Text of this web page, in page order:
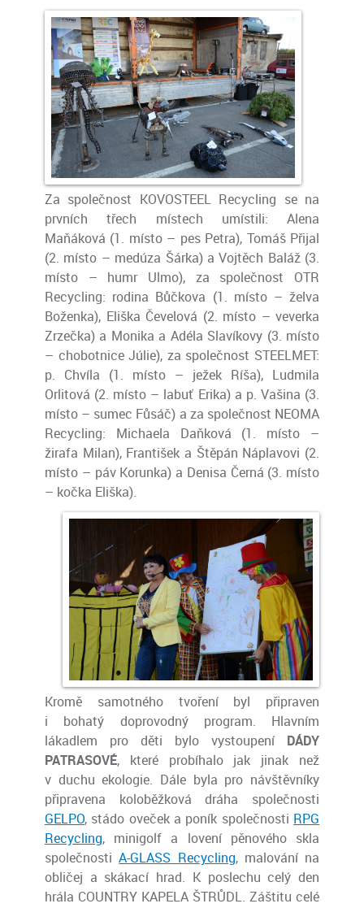
Za společnost KOVOSTEEL Recycling se na
prvních třech místech umístili: Alena
Maňáková (1. místo – pes Petra), Tomáš Přijal
(2. místo – medúza Šárka) a Vojtěch Baláž (3.
místo – humr Ulmo), za společnost OTR
Recycling: rodina Bůčkova (1. místo – želva
Boženka), Eliška Čevelová (2. místo – veverka
Zrzečka) a Monika a Adéla Slavíkovy (3. místo
– chobotnice Júlie), za společnost STEELMET:
p. Chvíla (1. místo – ježek Ríša), Ludmila
Orlitová (2. místo – labuť Erika) a p. Vašina (3.
místo – sumec Fůsáč) a za společnost NEOMA
Recycling: Michaela Daňková (1. místo –
žirafa Milan), František a Štěpán Náplavovi (2.
místo – páv Korunka) a Denisa Černá (3. místo
– kočka Eliška).
Kromě samotného tvoření byl připraven
i bohatý doprovodný program. Hlavním
lákadlem pro děti bylo vystoupení DÁDY
PATRASOVÉ, které probíhalo jak jinak než
v duchu ekologie. Dále byla pro návštěvníky
připravena koloběžková dráha společnosti
GELPO, stádo oveček a poník společnosti RPG
Recycling, minigolf a lovení pěnového skla
společnostiA-GLASS Recycling, malování na
obličej a skákací hrad. K poslechu celý den
hrála COUNTRY KAPELA ŠTRŮDL. Záštitu celé